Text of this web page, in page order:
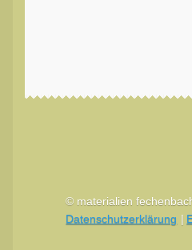
© materialien
Datenschutzerklärung